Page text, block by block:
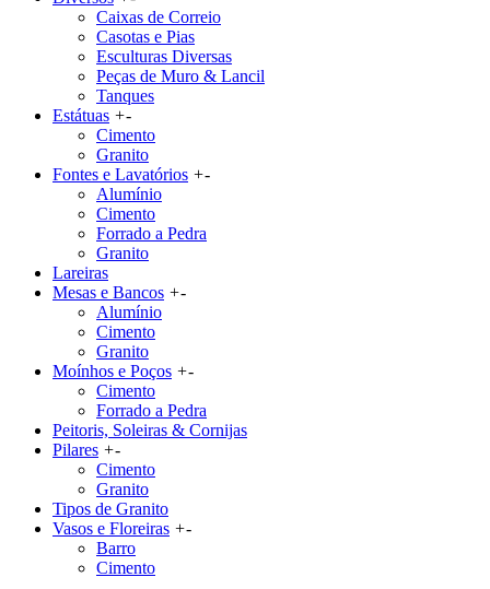
Caixas de Correio
Casotas e Pias
Esculturas Diversas
Peças de Muro & Lancil
Tanques
Estátuas +-
Cimento
Granito
Fontes e Lavatórios +-
Alumínio
Cimento
Forrado a Pedra
Granito
Lareiras
Mesas e Bancos +-
Alumínio
Cimento
Granito
Moínhos e Poços +-
Cimento
Forrado a Pedra
Peitoris, Soleiras & Cornijas
Pilares +-
Cimento
Granito
Tipos de Granito
Vasos e Floreiras +-
Barro
Cimento